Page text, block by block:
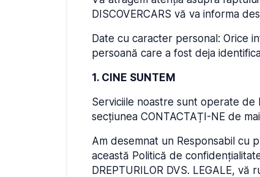
DISCOVERCARS vă va informa
Date cu caracter personal: Orice
persoană care a fost deja
1. CINE SUNTEM
Serviciile noastre sunt operate de
secțiunea CONTACTAȚI-NE de
Am desemnat un Responsabil cu
această Politică de
DREPTURILOR DVS. LEGALE,